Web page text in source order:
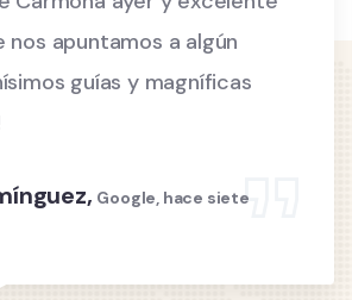
nos apuntamos a algún
guías y magníficas
Google, hace siete